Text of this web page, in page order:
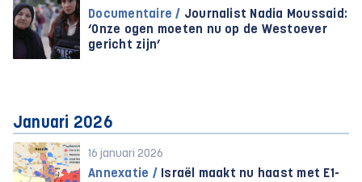
Documentaire / Journalist Nadia Moussaid:
‘Onze ogen moeten nu op de Westoever
gericht zijn’
Januari 2026
16 januari 2026
Annexatie / Israël maakt nu haast met E1-